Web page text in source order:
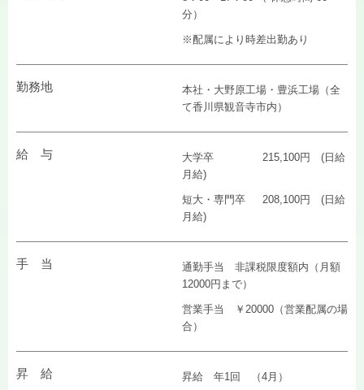
分）
※配属により時差出勤あり
勤務地
本社・大野原工場・豊浜工場（全
て香川県観音寺市内）
給 与
大学卒 215,100円 (日給
月給)
短大・専門卒 208,100円 (日給
月給)
手 当
通勤手当 非課税限度額内（月額
12000円まで）
営業手当 ￥20000（営業配属の場
合）
昇 給 昇給 年1回 （4月）